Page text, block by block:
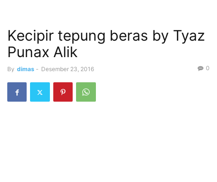
Kecipir tepung beras by Tyaz
Punax Alik
By dimas - Desember 23, 2016 0